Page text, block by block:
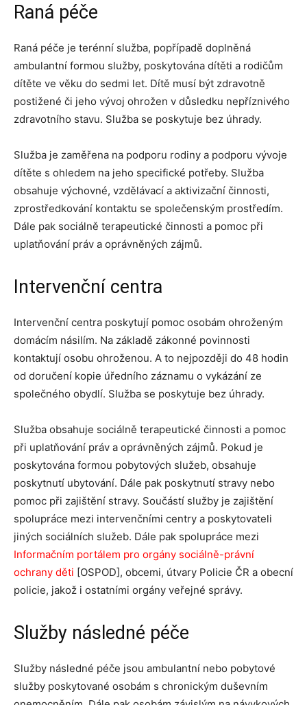
Raná péče
Raná péče je terénní služba, popřípadě doplněná
ambulantní formou služby, poskytována dítěti a rodičům
dítěte ve věku do sedmi let. Dítě musí být zdravotně
postižené či jeho vývoj ohrožen v důsledku nepříznivého
zdravotního stavu. Služba se poskytuje bez úhrady.
Služba je zaměřena na podporu rodiny a podporu vývoje
dítěte s ohledem na jeho specifické potřeby. Služba
obsahuje výchovné, vzdělávací a aktivizační činnosti,
zprostředkování kontaktu se společenským prostředím.
Dále pak sociálně terapeutické činnosti a pomoc při
uplatňování práv a oprávněných zájmů.
Intervenční centra
Intervenční centra poskytují pomoc osobám ohroženým
domácím násilím. Na základě zákonné povinnosti
kontaktují osobu ohroženou. A to nejpozději do 48 hodin
od doručení kopie úředního záznamu o vykázání ze
společného obydlí. Služba se poskytuje bez úhrady.
Služba obsahuje sociálně terapeutické činnosti a pomoc
při uplatňování práv a oprávněných zájmů. Pokud je
poskytována formou pobytových služeb, obsahuje
poskytnutí ubytování. Dále pak poskytnutí stravy nebo
pomoc při zajištění stravy. Součástí služby je zajištění
spolupráce mezi intervenčními centry a poskytovateli
jiných sociálních služeb. Dále pak spolupráce mezi
Informačním portálem pro orgány sociálně-právní
ochrany děti [OSPOD], obcemi, útvary Policie ČR a obecní
policie, jakož i ostatními orgány veřejné správy.
Služby následné péče
Služby následné péče jsou ambulantní nebo pobytové
služby poskytované osobám s chronickým duševním